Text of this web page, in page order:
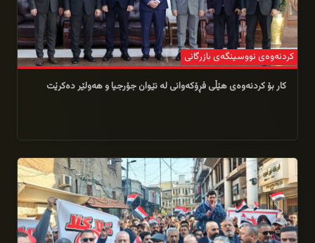
كردنەوەی نووسینگه‌ی بازرگانی
كار بۆ كردنه‌وه‌ی هێڵی فڕۆكه‌وانی له‌ نێوان جۆرجیا و‌ هه‌ولێر ده‌كرێت